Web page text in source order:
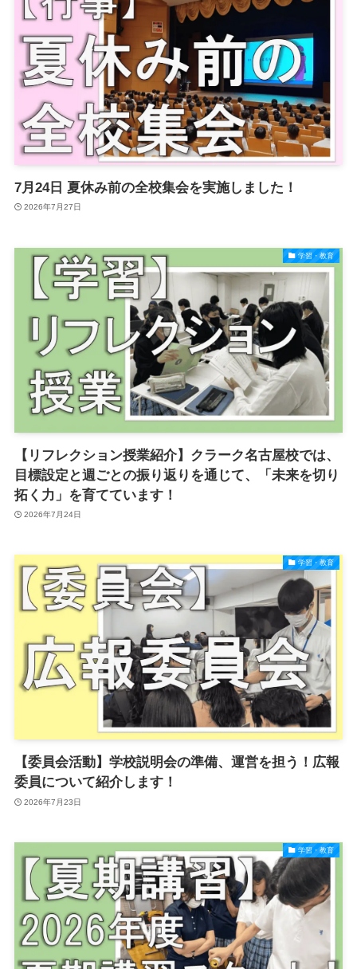
7月24日 夏休み前の全校集会を実施しました！
2026年7月27日
学習・教育
【リフレクション授業紹介】クラーク名古屋校では、
目標設定と週ごとの振り返りを通じて、「未来を切り
拓く力」を育てています！
2026年7月24日
学習・教育
【委員会活動】学校説明会の準備、運営を担う！広報
委員について紹介します！
2026年7月23日
学習・教育